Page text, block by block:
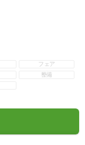
フェア
整備